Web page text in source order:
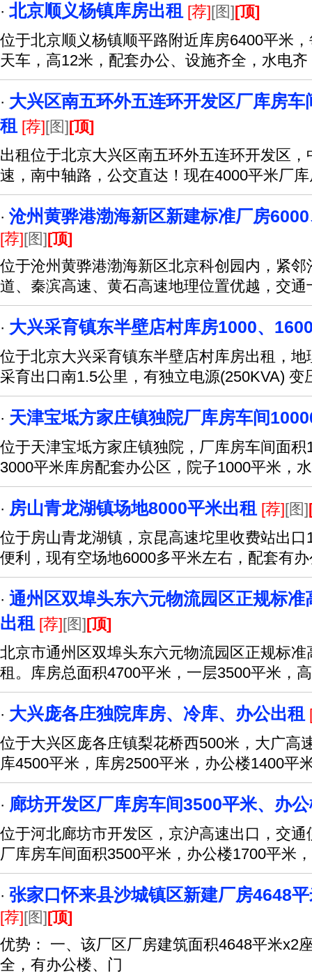
· 北京顺义杨镇库房出租 [荐][图][顶]
位于北京顺义杨镇顺平路附近库房6400平米
天车，高12米，配套办公、设施齐全，水电齐
· 大兴区南五环外五连环开发区厂库房
租 [荐][图][顶]
出租位于北京大兴区南五环外五连环开发区
速，南中轴路，公交直达！现在4000平米厂
· 沧州黄骅港渤海新区新建标准厂房
[荐][图][顶]
位于沧州黄骅港渤海新区北京科创园内，紧
道、秦滨高速、黄石高速地理位置优越，交通
· 大兴采育镇东半壁店村库房1000、
位于北京大兴采育镇东半壁店村库房出租，
采育出口南1.5公里，有独立电源(250KVA) 变
· 天津宝坻方家庄镇独院厂库房车间
位于天津宝坻方家庄镇独院，厂库房车间面
3000平米库房配套办公区，院子1000平米，
· 房山青龙湖镇场地8000平米出租 [荐][图]
位于房山青龙湖镇，京昆高速坨里收费站出
便利，现有空场地6000多平米左右，配套有
· 通州区双埠头东六元物流园区正规标
出租 [荐][图][顶]
北京市通州区双埠头东六元物流园区正规标
租。库房总面积4700平米，一层3500平米，
· 大兴庞各庄独院库房、冷库、办公出租
位于大兴区庞各庄镇梨花桥西500米，大广高
库4500平米，库房2500平米，办公楼1400平
· 廊坊开发区厂库房车间3500平米、办
位于河北廊坊市开发区，京沪高速出口，交
厂库房车间面积3500平米，办公楼1700平米
· 张家口怀来县沙城镇区新建厂房4648
[荐][图][顶]
优势： 一、该厂区厂房建筑面积4648平米x2
全，有办公楼、门